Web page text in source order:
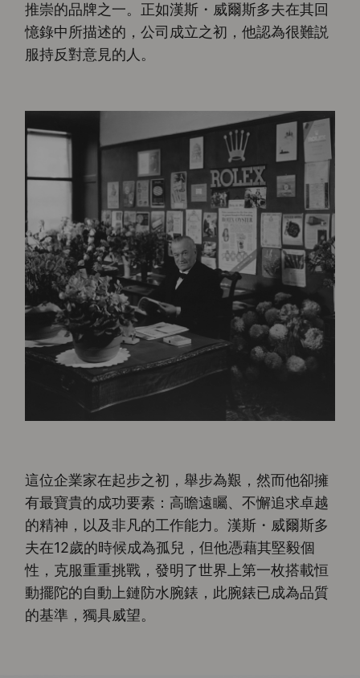
推崇的品牌之一。正如漢斯・威爾斯多夫在其回
憶錄中所描述的，公司成立之初，他認為很難説
服持反對意見的人。
這位企業家在起步之初，舉步為艱，然而他卻擁
有最寶貴的成功要素：高瞻遠矚、不懈追求卓越
的精神，以及非凡的工作能力。漢斯・威爾斯多
夫在12歲的時候成為孤兒，但他憑藉其堅毅個
性，克服重重挑戰，發明了世界上第一枚搭載恒
動擺陀的自動上鏈防水腕錶，此腕錶已成為品質
的基準，獨具威望。